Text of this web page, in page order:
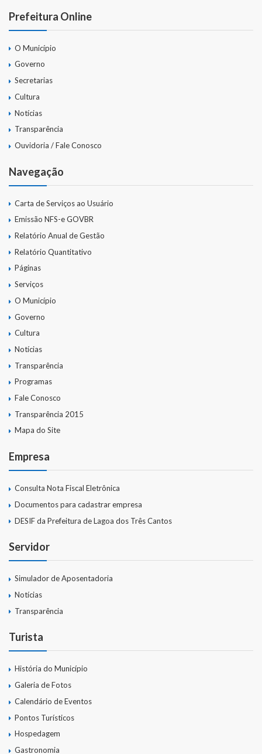
Prefeitura Online
O Município
Governo
Secretarias
Cultura
Notícias
Transparência
Ouvidoria / Fale Conosco
Navegação
Carta de Serviços ao Usuário
Emissão NFS-e GOVBR
Relatório Anual de Gestão
Relatório Quantitativo
Páginas
Serviços
O Município
Governo
Cultura
Notícias
Transparência
Programas
Fale Conosco
Transparência 2015
Mapa do Site
Empresa
Consulta Nota Fiscal Eletrônica
Documentos para cadastrar empresa
DESIF da Prefeitura de Lagoa dos Três Cantos
Servidor
Simulador de Aposentadoria
Notícias
Transparência
Turista
História do Município
Galeria de Fotos
Calendário de Eventos
Pontos Turísticos
Hospedagem
Gastronomia